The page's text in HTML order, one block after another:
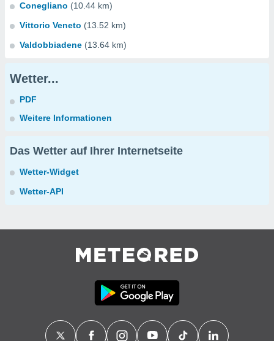
Conegliano (10.44 km)
Vittorio Veneto (13.52 km)
Valdobbiadene (13.64 km)
Wetter...
PDF
Weitere Informationen
Das Wetter auf Ihrer Internetseite
Wetter-Widget
Wetter-API